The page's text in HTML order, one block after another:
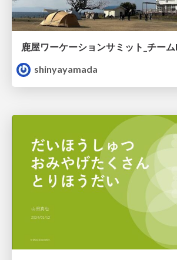
shinyayamada